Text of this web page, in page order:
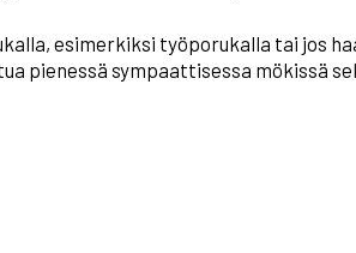
esimerkiksi työporukalla tai jos
pienessä sympaattisessa mökissä